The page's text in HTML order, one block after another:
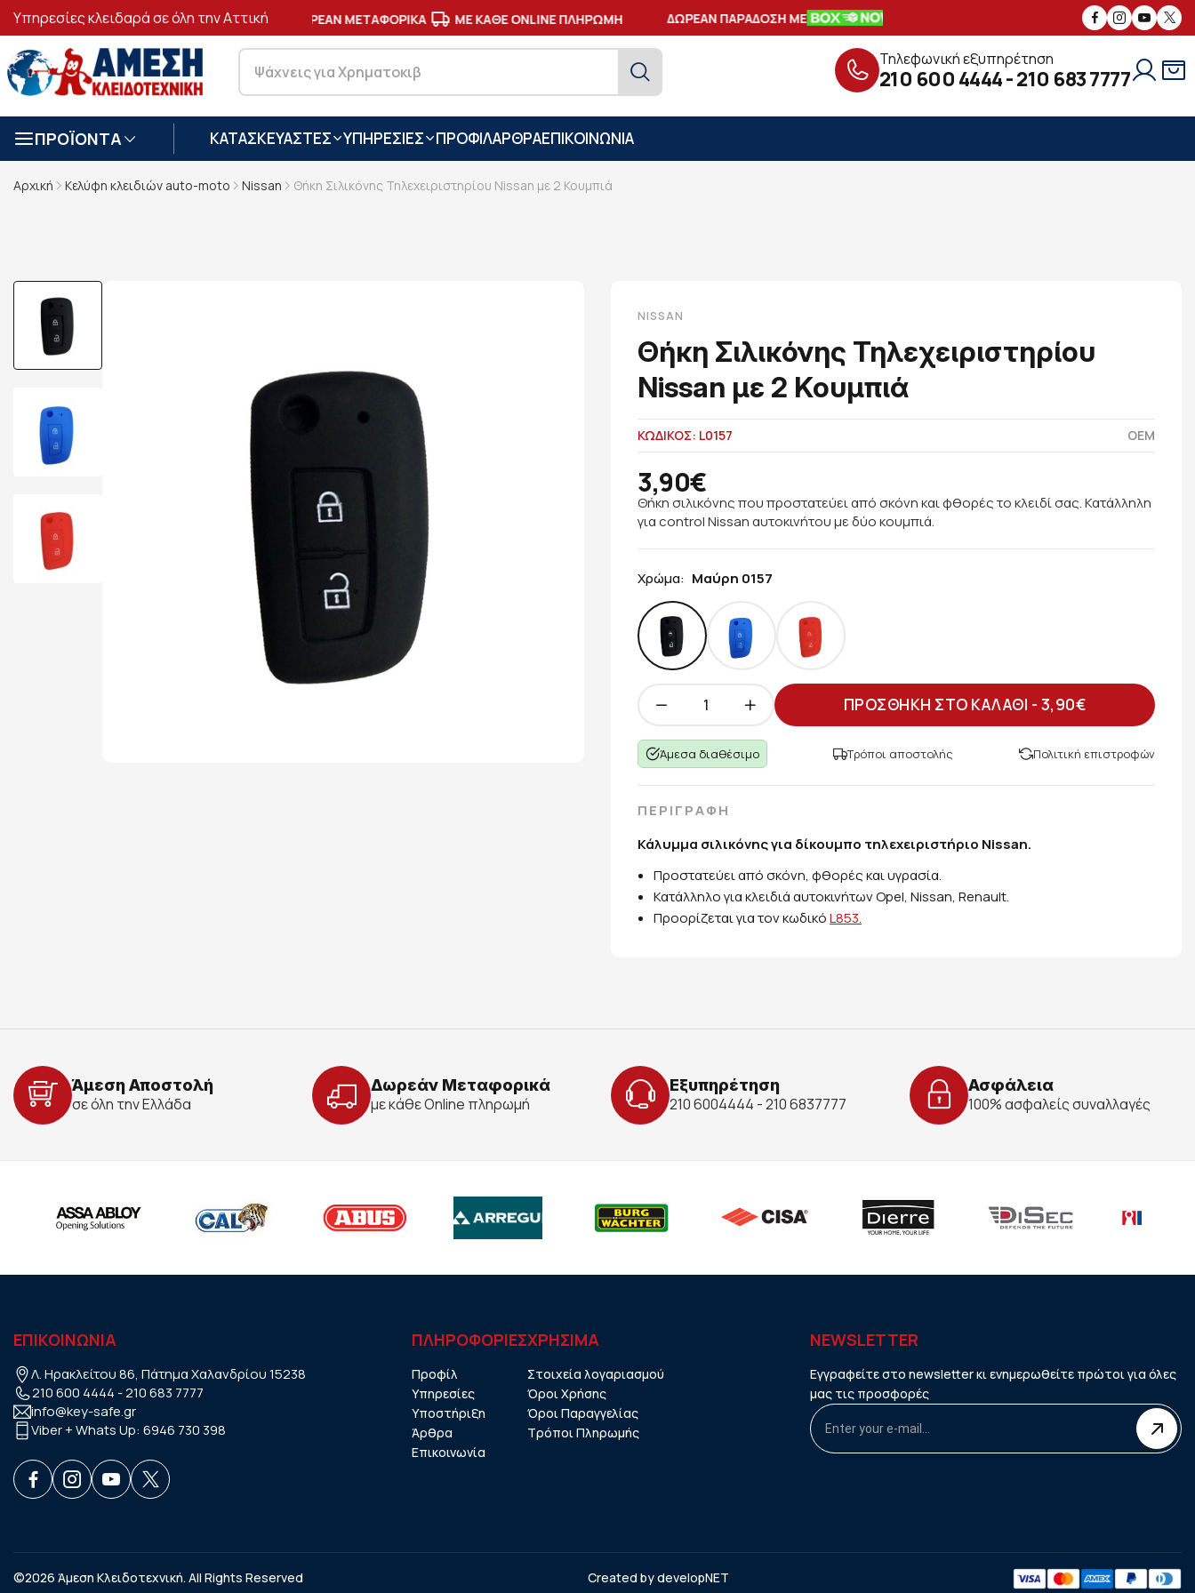
Υπηρεσίες κλειδαρά σε όλη την Αττική
ΑΣΦΑΛΕΙΣ ΣΥΝΑΛΛΑΓΕΣ ΔΩΡΕΑΝ ΜΕΤΑΦΟΡΙΚΑ ΜΕ ΚΑΘΕ ONLINE ΠΛΗΡΩΜΗ ΔΩΡΕΑΝ ΠΑΡΑΔΟΣΗ ΜΕ ΣΥΝΑΛΛΑΓΕΣ ΔΩΡΕΑΝ
Τηλεφωνική εξυπηρέτηση
210 600 4444-210 683 7777
ΠΡΟΪΟΝΤΑ ΚΑΤΑΣΚΕΥΑΣΤΕΣ ΥΠΗΡΕΣΙΕΣ ΠΡΟΦΙΛΑΡΘΡΑΕΠΙΚΟΙΝΩΝΙΑ
Αρχική Κελύφη κλειδιών auto-moto Nissan Θήκη Σιλικόνης Τηλεχειριστηρίου Nissan με 2 Κουμπιά
NISSAN
Θήκη Σιλικόνης Τηλεχειριστηρίου
Nissan με 2 Κουμπιά
ΚΩΔΙΚΟΣ: L0157 OEM
3,90€
Θήκη σιλικόνης που προστατεύει από σκόνη και φθορές το κλειδί σας. Κατάλληλη
για control Nissan αυτοκινήτου με δύο κουμπιά.
Χρώμα: Μαύρη 0157
ΠΡΟΣΘΗΚΗ ΣΤΟ ΚΑΛΑΘΙ - 3,90€
Άμεσα διαθέσιμο Τρόποι αποστολής Πολιτική επιστροφών
ΠΕΡΙΓΡΑΦΗ
Κάλυμμα σιλικόνης για δίκουμπο τηλεχειριστήριο Nissan.
Προστατεύει από σκόνη, φθορές και υγρασία.
Κατάλληλο για κλειδιά αυτοκινήτων Opel, Nissan, Renault.
Προορίζεται για τον κωδικόL853.
Άμεση Αποστολή
σε όλη την Ελλάδα
Δωρεάν Μεταφορικά
με κάθε Online πληρωμή
Εξυπηρέτηση
210 6004444 - 210 6837777
Ασφάλεια
100% ασφαλείς συναλλαγές
ΕΠΙΚΟΙΝΩΝΙΑ
Λ. Ηρακλείτου 86, Πάτημα Χαλανδρίου 15238
210 600 4444 -210 683 7777
info@key-safe.gr
Viber + Whats Up: 6946 730 398
ΠΛΗΡΟΦΟΡΙΕΣ
Προφίλ
Υπηρεσίες
Υποστήριξη
Άρθρα
Επικοινωνία
ΧΡHΣΙΜΑ
Στοιχεία λογαριασμού
Όροι Χρήσης
Όροι Παραγγελίας
Τρόποι Πληρωμής
NEWSLETTER
Εγγραφείτε στο newsletter κι ενημερωθείτε πρώτοι για όλες
μας τις προσφορές
©2026 Άμεση Κλειδοτεχνική. All Rights Reserved Created bydevelopNET